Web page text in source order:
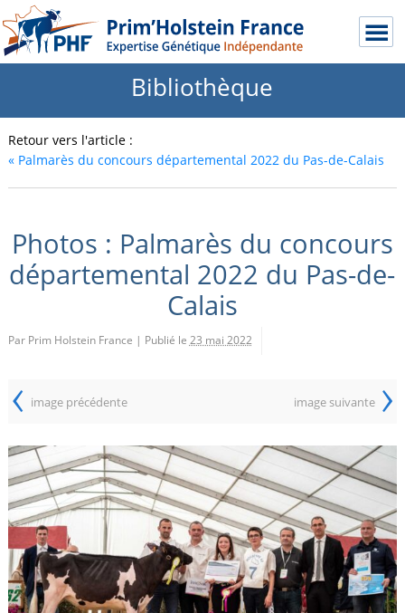
Bibliothèque
Retour vers l'article :
«Palmarès du concours départemental 2022 du Pas-de-Calais
Photos : Palmarès du concours
départemental 2022 du Pas-de-
Calais
Par Prim Holstein France | Publié le 23 mai 2022
‹ image précédente image suivante ›